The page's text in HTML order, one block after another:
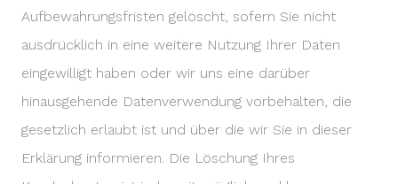
Aufbewahrungsfristen gelöscht, sofern Sie nicht
ausdrücklich in eine weitere Nutzung Ihrer Daten
eingewilligt haben oder wir uns eine darüber
hinausgehende Datenverwendung vorbehalten, die
gesetzlich erlaubt ist und über die wir Sie in dieser
Erklärung informieren. Die Löschung Ihres